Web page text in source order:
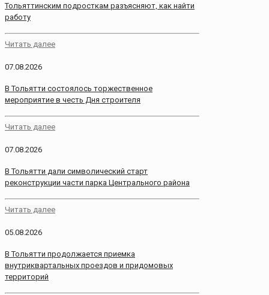
Тольяттинским подросткам разъясняют, как найти
работу
Читать далее
07.08.2026
В Тольятти состоялось торжественное
мероприятие в честь Дня строителя
Читать далее
07.08.2026
В Тольятти дали символический старт
реконструкции части парка Центрального района
Читать далее
05.08.2026
В Тольятти продолжается приемка
внутриквартальных проездов и придомовых
территорий